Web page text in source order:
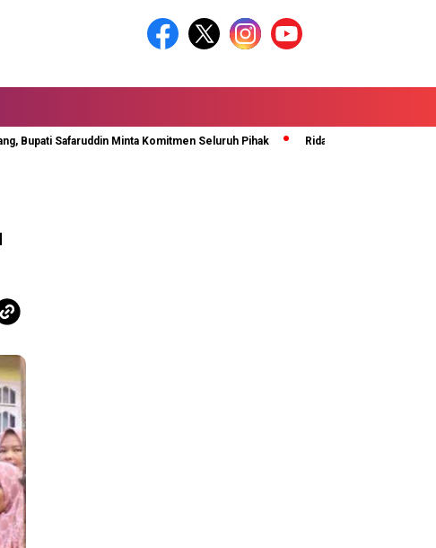
Safaruddin Minta Komitmen Seluruh Pihak Rida Ananda Di Kukuhkan